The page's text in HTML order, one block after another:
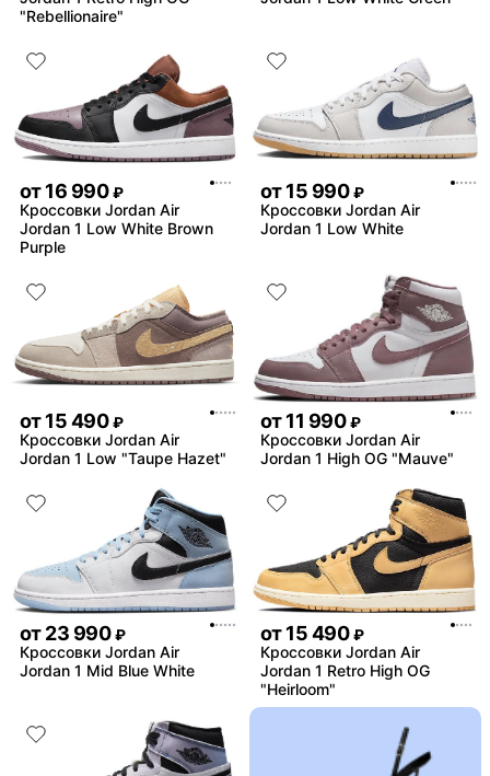
"Rebellionaire"
от16 990 ₽
Кроссовки Jordan Air
Jordan 1 Low White Brown
Purple
от15 990 ₽
Кроссовки Jordan Air
Jordan 1 Low White
от15 490 ₽
Кроссовки Jordan Air
Jordan 1 Low "Taupe Hazet"
от11 990 ₽
Кроссовки Jordan Air
Jordan 1 High OG "Mauve"
от23 990 ₽
Кроссовки Jordan Air
Jordan 1 Mid Blue White
от15 490 ₽
Кроссовки Jordan Air
Jordan 1 Retro High OG
"Heirloom"